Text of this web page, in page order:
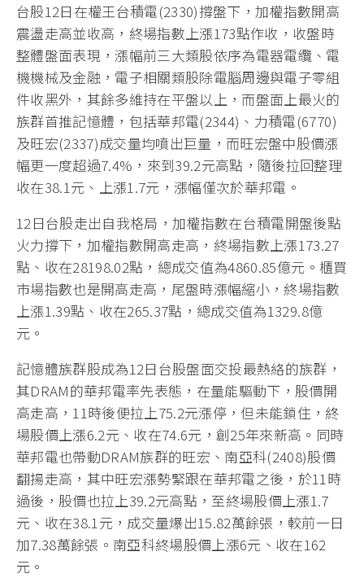
台股12日在權王台積電(2330)撐盤下，加權指數開高
震盪走高並收高，終場指數上漲173點作收，收盤時
整體盤面表現，漲幅前三大類股依序為電器電纜、電
機機械及金融，電子相關類股除電腦周邊與電子零組
件收黑外，其餘多維持在平盤以上，而盤面上最火的
族群首推記憶體，包括華邦電(2344)、力積電(6770)
及旺宏(2337)成交量均噴出巨量，而旺宏盤中股價漲
幅更一度超過7.4%，來到39.2元高點，隨後拉回整理
收在38.1元、上漲1.7元，漲幅僅次於華邦電。
12日台股走出自我格局，加權指數在台積電開盤後點
火力撐下，加權指數開高走高，終場指數上漲173.27
點、收在28198.02點，總成交值為4860.85億元。櫃買
市場指數也是開高走高，尾盤時漲幅縮小，終場指數
上漲1.39點、收在265.37點，總成交值為1329.8億
元。
記憶體族群股成為12日台股盤面交投最熱絡的族群，
其DRAM的華邦電率先表態，在量能驅動下，股價開
高走高，11時後便拉上75.2元漲停，但未能鎖住，終
場股價上漲6.2元、收在74.6元，創25年來新高。同時
華邦電也帶動DRAM族群的旺宏、南亞科(2408)股價
翻揚走高，其中旺宏漲勢緊跟在華邦電之後，於11時
過後，股價也拉上39.2元高點，至終場股價上漲1.7
元、收在38.1元，成交量爆出15.82萬餘張，較前一日
加7.38萬餘張。南亞科終場股價上漲6元、收在162
元。